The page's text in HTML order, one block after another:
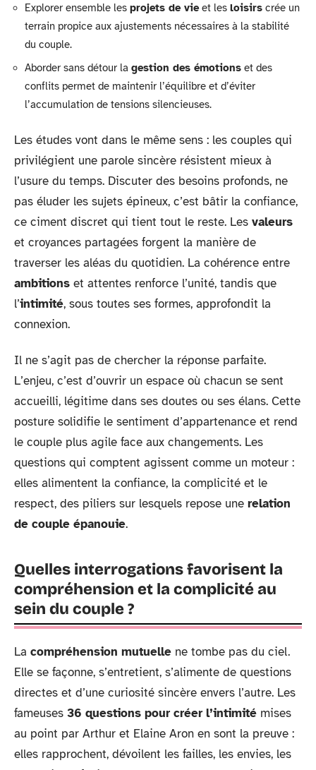
Explorer ensemble les projets de vieet les loisirs crée un
terrain propice aux ajustements nécessaires à la stabilité
du couple.
Aborder sans détour la gestion des émotions et des
conflits permet de maintenir l’équilibre et d’éviter
l’accumulation de tensions silencieuses.
Les études vont dans le même sens : les couples qui
privilégient une parole sincère résistent mieux à
l’usure du temps. Discuter des besoins profonds, ne
pas éluder les sujets épineux, c’est bâtir la confiance,
ce ciment discret qui tient tout le reste. Les valeurs
et croyances partagées forgent la manière de
traverser les aléas du quotidien. La cohérence entre
ambitions et attentes renforce l’unité, tandis que
l’intimité, sous toutes ses formes, approfondit la
connexion.
Il ne s’agit pas de chercher la réponse parfaite.
L’enjeu, c’est d’ouvrir un espace où chacun se sent
accueilli, légitime dans ses doutes ou ses élans. Cette
posture solidifie le sentiment d’appartenance et rend
le couple plus agile face aux changements. Les
questions qui comptent agissent comme un moteur :
elles alimentent la confiance, la complicité et le
respect, des piliers sur lesquels repose une relation
de couple épanouie.
Quelles interrogations favorisent la
compréhension et la complicité au
sein du couple ?
La compréhension mutuelle ne tombe pas du ciel.
Elle se façonne, s’entretient, s’alimente de questions
directes et d’une curiosité sincère envers l’autre. Les
fameuses 36 questions pour créer l’intimité mises
au point par Arthur et Elaine Aron en sont la preuve :
elles rapprochent, dévoilent les failles, les envies, les